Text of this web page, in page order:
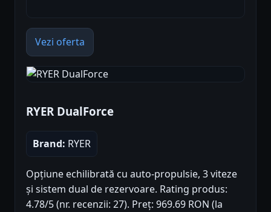
Vezi oferta
RYER DualForce
Brand: RYER
Opțiune echilibrată cu auto-propulsie, 3 viteze
și sistem dual de rezervoare. Rating produs:
4.78/5 (nr. recenzii: 27). Preț: 969.69 RON (la